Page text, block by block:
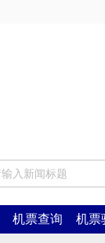
机票查询 机票